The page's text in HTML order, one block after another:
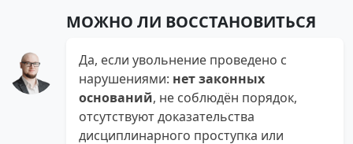
МОЖНО ЛИ ВОССТАНОВИТЬСЯ
Да, если увольнение проведено с
нарушениями: нет законных
оснований, не соблюдён порядок,
отсутствуют доказательства
дисциплинарного проступка или